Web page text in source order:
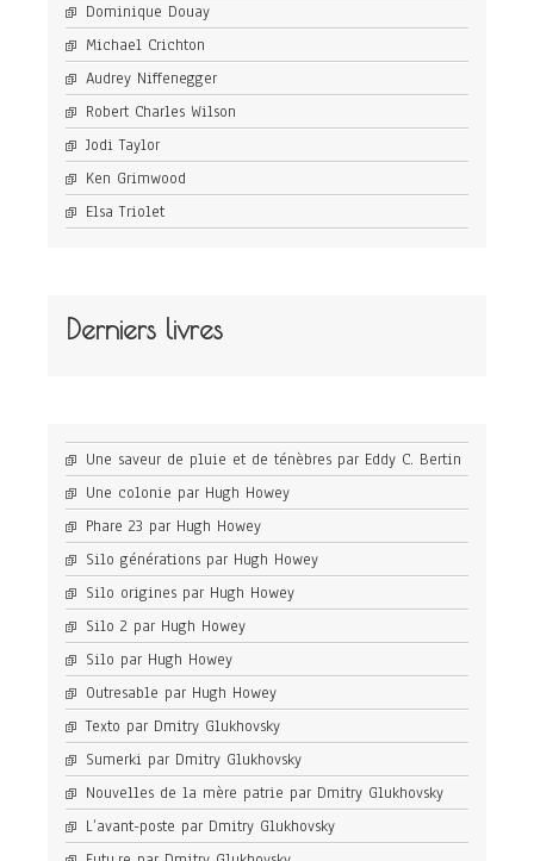
Dominique Douay
Michael Crichton
Audrey Niffenegger
Robert Charles Wilson
Jodi Taylor
Ken Grimwood
Elsa Triolet
Derniers livres
Une saveur de pluie et de ténèbres par Eddy C. Bertin
Une colonie par Hugh Howey
Phare 23 par Hugh Howey
Silo générations par Hugh Howey
Silo origines par Hugh Howey
Silo 2 par Hugh Howey
Silo par Hugh Howey
Outresable par Hugh Howey
Texto par Dmitry Glukhovsky
Sumerki par Dmitry Glukhovsky
Nouvelles de la mère patrie par Dmitry Glukhovsky
L’avant-poste par Dmitry Glukhovsky